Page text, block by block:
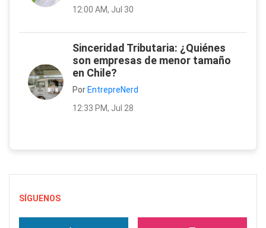
12:00 AM, Jul 30
Sinceridad Tributaria: ¿Quiénes
son empresas de menor tamaño
en Chile?
Por EntrepreNerd
12:33 PM, Jul 28
SÍGUENOS